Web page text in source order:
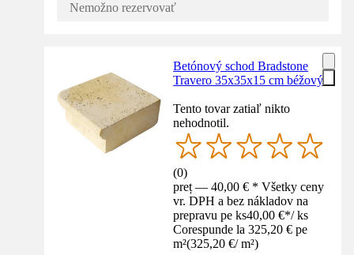
Nemožno rezervovať
Betónový schod Bradstone
Travero 35x35x15 cm béžový
Tento tovar zatiaľ nikto
nehodnotil.
(0)
preț — 40,00 € * Všetky ceny
vr. DPH a bez nákladov na
prepravu pe ks40,00 €*/ ks
Corespunde la 325,20 € pe
m²(325,20 €/ m²)